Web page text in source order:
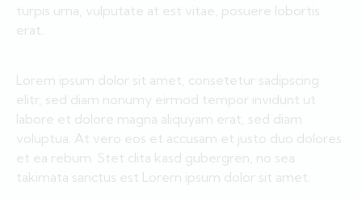
turpis urna, vulputate at est vitae, posuere lobortis
erat.
Lorem ipsum dolor sit amet, consetetur sadipscing
elitr, sed diam nonumy eirmod tempor invidunt ut
labore et dolore magna aliquyam erat, sed diam
voluptua. At vero eos et accusam et justo duo dolores
et ea rebum. Stet clita kasd gubergren, no sea
takimata sanctus est Lorem ipsum dolor sit amet.